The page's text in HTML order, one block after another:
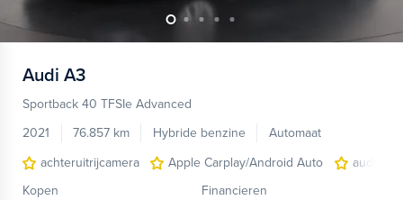
Audi A3
Sportback 40 TFSIe Advanced
2021
76.857 km Hybride benzine
Automaat
achteruitrijcamera
Apple Carplay/Android Auto
audio
Kopen
Financieren